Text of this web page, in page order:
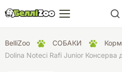
+38
BelliZoo СОБАКИ
Корм
Dolina Noteci Rafi Junior Консерва